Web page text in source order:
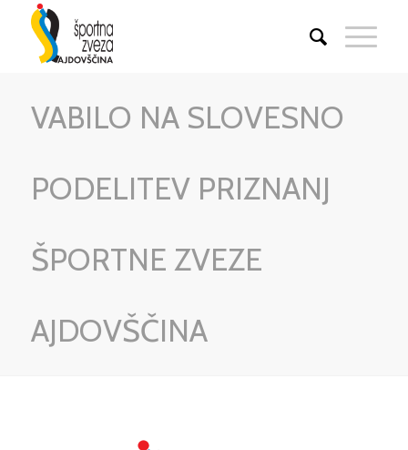
VABILO NA SLOVESNO
PODELITEV PRIZNANJ
ŠPORTNE ZVEZE
AJDOVŠČINA